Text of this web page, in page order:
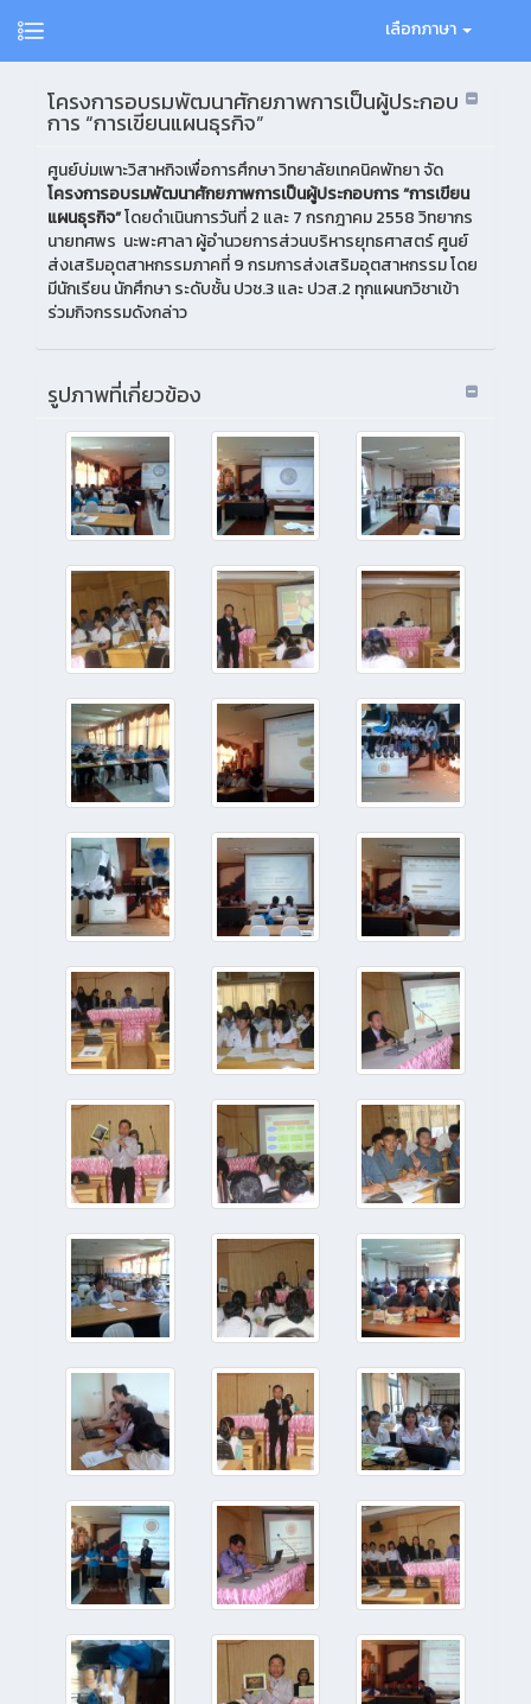
เลือกภาษา
โครงการอบรมพัฒนาศักยภาพการเป็นผู้ประกอบ
การ “การเขียนแผนธุรกิจ”
ศูนย์บ่มเพาะวิสาหกิจเพื่อการศึกษา วิทยาลัยเทคนิคพัทยา จัด
โครงการอบรมพัฒนาศักยภาพการเป็นผู้ประกอบการ “การเขียน
แผนธุรกิจ”โดยดำเนินการวันที่ 2 และ 7 กรกฎาคม 2558 วิทยากร
นายทศพร นะพะศาลา ผู้อำนวยการส่วนบริหารยุทธศาสตร์ ศูนย์
ส่งเสริมอุตสาหกรรมภาคที่ 9 กรมการส่งเสริมอุตสาหกรรม โดย
มีนักเรียน นักศึกษา ระดับชั้น ปวช.3 และ ปวส.2 ทุกแผนกวิชาเข้า
ร่วมกิจกรรมดังกล่าว
รูปภาพที่เกี่ยวข้อง